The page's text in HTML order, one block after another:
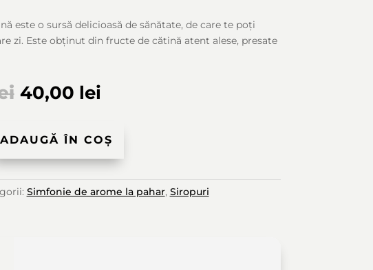
este o sursă delicioasă de sănătate, de care te poți
zi. Este obținut din fructe de cătină atent alese, presate
Prețul
inițial
fost:
44,00 lei.
40,00 leiPrețul
40,00 lei.
ADAUGĂ ÎN COȘ
Simfonie de arome la pahar, Siropuri